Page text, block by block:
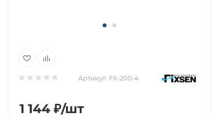
Артикул: FX-200-4
1 144 ₽/шт